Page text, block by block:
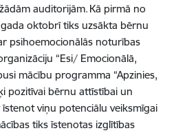
auditorijām. Kā pirmā no
oktobrī tiks uzsākta bērnu
psihoemocionālās noturības
“Esi/ Emocionālā,
mācību programma “Apzinies,
pozitīvai bērnu attīstībai un
viņu potenciālu veiksmīgai
tiks īstenotas izglītības